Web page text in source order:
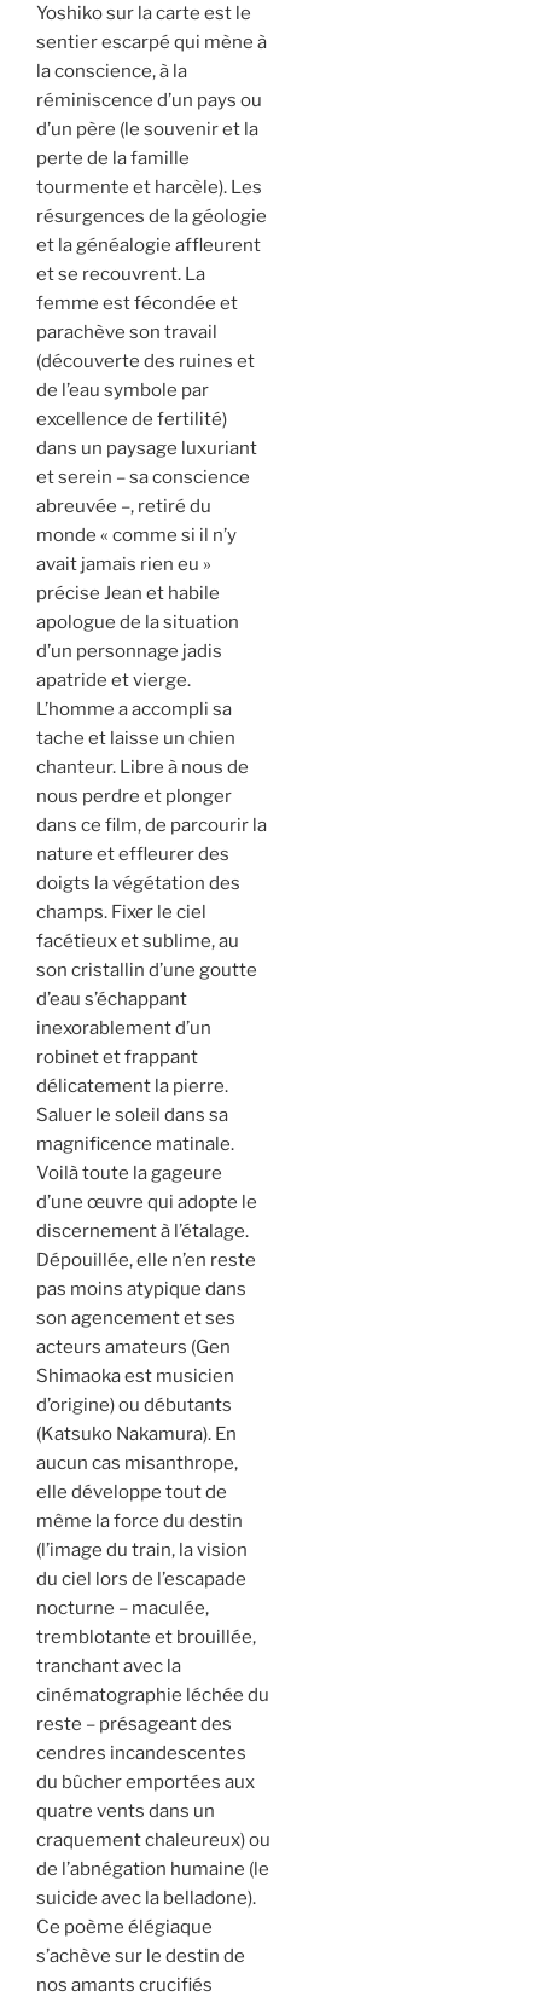
Yoshiko sur la carte est le
sentier escarpé qui mène à
la conscience, à la
réminiscence d’un pays ou
d’un père (le souvenir et la
perte de la famille
tourmente et harcèle). Les
résurgences de la géologie
et la généalogie affleurent
et se recouvrent. La
femme est fécondée et
parachève son travail
(découverte des ruines et
de l’eau symbole par
excellence de fertilité)
dans un paysage luxuriant
et serein – sa conscience
abreuvée –, retiré du
monde « comme si il n’y
avait jamais rien eu »
précise Jean et habile
apologue de la situation
d’un personnage jadis
apatride et vierge.
L’homme a accompli sa
tache et laisse un chien
chanteur. Libre à nous de
nous perdre et plonger
dans ce film, de parcourir la
nature et effleurer des
doigts la végétation des
champs. Fixer le ciel
facétieux et sublime, au
son cristallin d’une goutte
d’eau s’échappant
inexorablement d’un
robinet et frappant
délicatement la pierre.
Saluer le soleil dans sa
magnificence matinale.
Voilà toute la gageure
d’une œuvre qui adopte le
discernement à l’étalage.
Dépouillée, elle n’en reste
pas moins atypique dans
son agencement et ses
acteurs amateurs (Gen
Shimaoka est musicien
d’origine) ou débutants
(Katsuko Nakamura). En
aucun cas misanthrope,
elle développe tout de
même la force du destin
(l’image du train, la vision
du ciel lors de l’escapade
nocturne – maculée,
tremblotante et brouillée,
tranchant avec la
cinématographie léchée du
reste – présageant des
cendres incandescentes
du bûcher emportées aux
quatre vents dans un
craquement chaleureux) ou
de l’abnégation humaine (le
suicide avec la belladone).
Ce poème élégiaque
s’achève sur le destin de
nos amants crucifiés